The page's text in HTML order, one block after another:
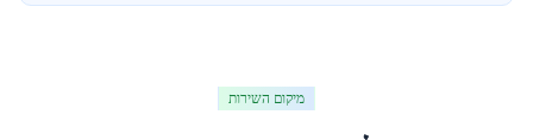
מיקום השירות